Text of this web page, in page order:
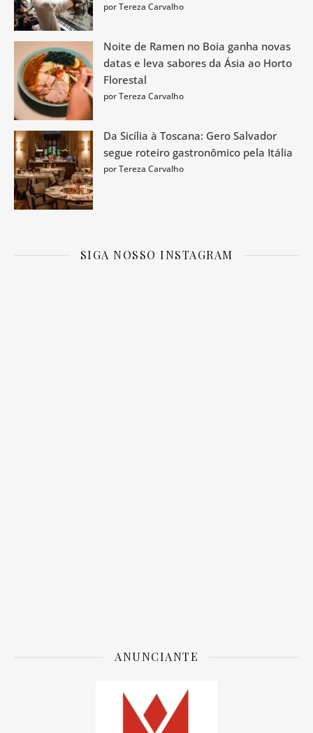
por Tereza Carvalho
Noite de Ramen no Boia ganha novas
datas e leva sabores da Ásia ao Horto
Florestal
por Tereza Carvalho
Da Sicília à Toscana: Gero Salvador
segue roteiro gastronômico pela Itália
por Tereza Carvalho
SIGA NOSSO INSTAGRAM
ANUNCIANTE